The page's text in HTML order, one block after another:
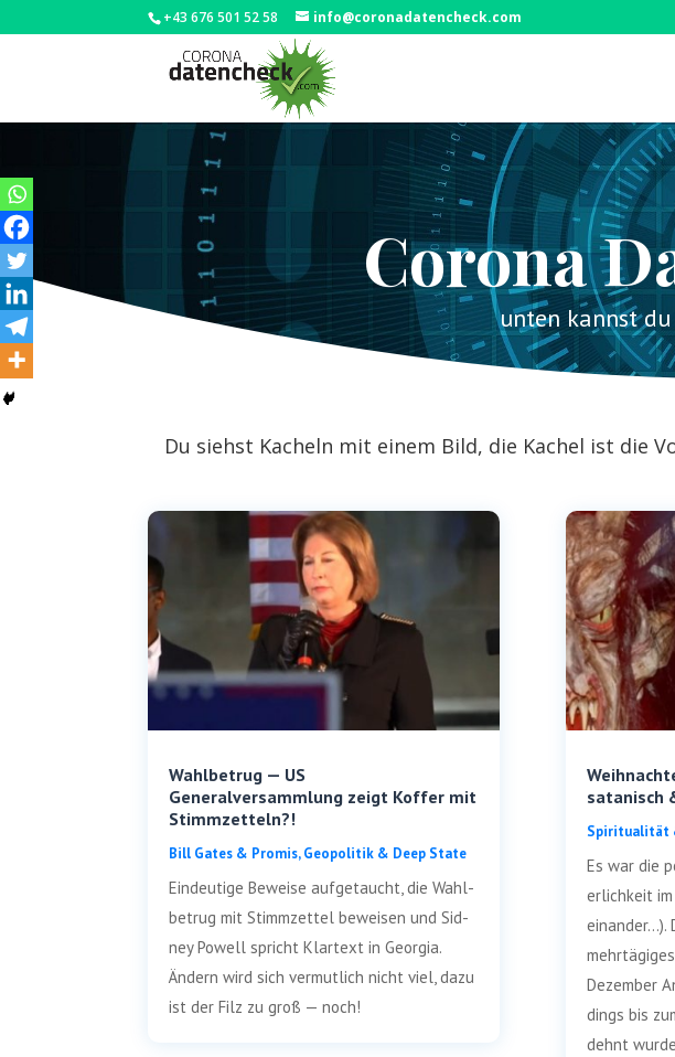
+43 676 501 52 58 info@coronadatencheck.com
Corona
unten kannst
Du siehst Kacheln mit einem Bild, die Kachel ist die
Wahlbetrug — US
Generalversammlung zeigt Koffer mit
Stimmzetteln?!
Bill Gates & Pro­mis,Geo­po­li­tik & Deep State
Ein­deu­ti­ge Bewei­se auf­ge­taucht, die Wahl­
be­trug mit Stimm­zet­tel bewei­sen und Sid­
ney Powell spricht Klar­text in Geor­gia.
Ändern wird sich ver­mut­lich nicht viel, dazu
ist der Filz zu groß — noch!
satanisch
Spi­ri­tua­li­tät
Es war die
er­lich­keit
ein­an­der…).
Dezem­ber
dings bis
dehnt